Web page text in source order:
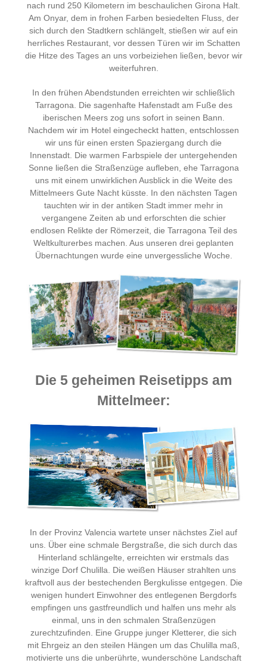
nach rund 250 Kilometern im beschaulichen Girona Halt.
Am Onyar, dem in frohen Farben besiedelten Fluss, der
sich durch den Stadtkern schlängelt, stießen wir auf ein
herrliches Restaurant, vor dessen Türen wir im Schatten
die Hitze des Tages an uns vorbeiziehen ließen, bevor wir
weiterfuhren.
In den frühen Abendstunden erreichten wir schließlich
Tarragona. Die sagenhafte Hafenstadt am Fuße des
iberischen Meers zog uns sofort in seinen Bann.
Nachdem wir im Hotel eingecheckt hatten, entschlossen
wir uns für einen ersten Spaziergang durch die
Innenstadt. Die warmen Farbspiele der untergehenden
Sonne ließen die Straßenzüge aufleben, ehe Tarragona
uns mit einem unwirklichen Ausblick in die Weite des
Mittelmeers Gute Nacht küsste. In den nächsten Tagen
tauchten wir in der antiken Stadt immer mehr in
vergangene Zeiten ab und erforschten die schier
endlosen Relikte der Römerzeit, die Tarragona Teil des
Weltkulturerbes machen. Aus unseren drei geplanten
Übernachtungen wurde eine unvergessliche Woche.
Die 5 geheimen Reisetipps am
Mittelmeer:
In der Provinz Valencia wartete unser nächstes Ziel auf
uns. Über eine schmale Bergstraße, die sich durch das
Hinterland schlängelte, erreichten wir erstmals das
winzige Dorf Chulilla. Die weißen Häuser strahlten uns
kraftvoll aus der bestechenden Bergkulisse entgegen. Die
wenigen hundert Einwohner des entlegenen Bergdorfs
empfingen uns gastfreundlich und halfen uns mehr als
einmal, uns in den schmalen Straßenzügen
zurechtzufinden. Eine Gruppe junger Kletterer, die sich
mit Ehrgeiz an den steilen Hängen um das Chulilla maß,
motivierte uns die unberührte, wunderschöne Landschaft